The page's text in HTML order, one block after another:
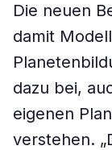
Die neuen
damit
dazu bei,
eigenen
verstehen.